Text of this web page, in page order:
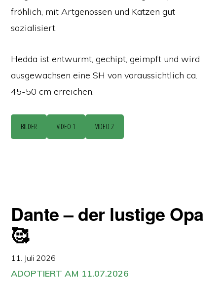
fröhlich, mit Artgenossen und Katzen gut
sozialisiert.
Hedda ist entwurmt, gechipt, geimpft und wird
ausgewachsen eine SH von voraussichtlich ca.
45-50 cm erreichen.
BILDER VIDEO 1 VIDEO 2
Dante – der lustige Opa
🥰
11. Juli 2026
ADOPTIERT AM 11.07.2026